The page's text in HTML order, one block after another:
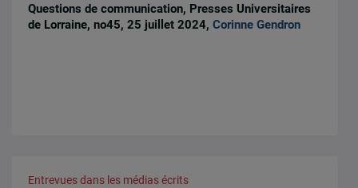
Questions de communication, Presses Universitaires
de Lorraine, no45, 25 juillet 2024,Corinne Gendron
Entrevues dans les médias écrits